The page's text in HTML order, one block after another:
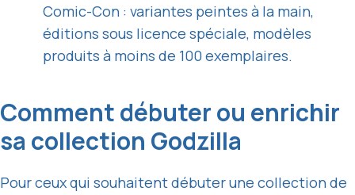
Comic-Con : variantes peintes à la main,
éditions sous licence spéciale, modèles
produits à moins de 100 exemplaires.
Comment débuter ou enrichir
sa collection Godzilla
Pour ceux qui souhaitent débuter une collection de